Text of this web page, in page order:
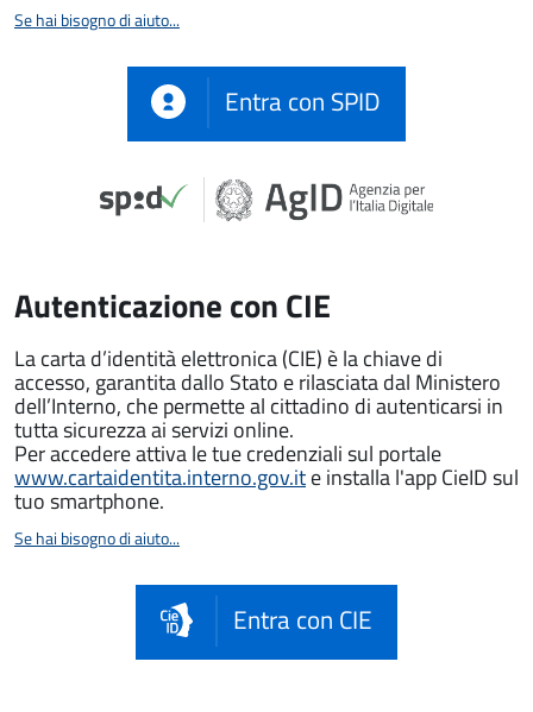
Se hai bisogno di aiuto...
Entra con SPID
Autenticazione con CIE
La carta d’identità elettronica (CIE) è la chiave di
accesso, garantita dallo Stato e rilasciata dal Ministero
dell’Interno, che permette al cittadino di autenticarsi in
tutta sicurezza ai servizi online.
Per accedere attiva le tue credenziali sul portale
www.cartaidentita.interno.gov.ite installa l'app CieID sul
tuo smartphone.
Se hai bisogno di aiuto...
Entra con CIE